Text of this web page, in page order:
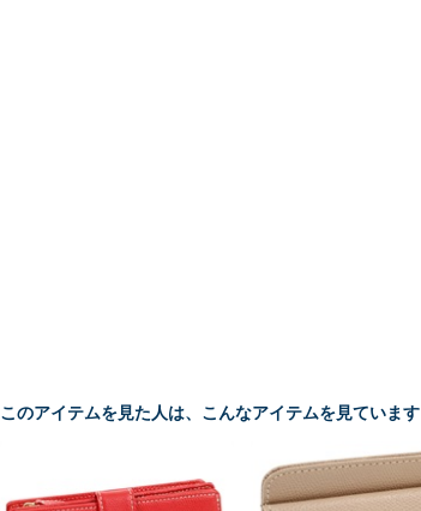
このアイテムを見た人は、こんなアイテムを見ています